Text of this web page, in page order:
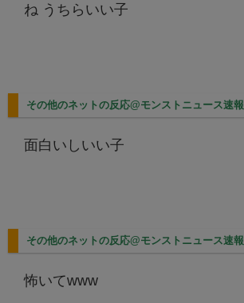
ね うちらいい子
その他のネットの反応@モンストニュース速報
面白いしいい子
その他のネットの反応@モンストニュース速報
怖いてwww